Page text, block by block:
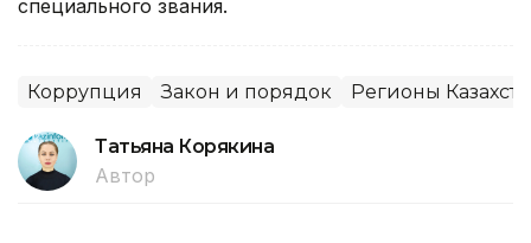
специального звания.
Коррупция Закон и порядок Регионы
Татьяна Корякина
Автор